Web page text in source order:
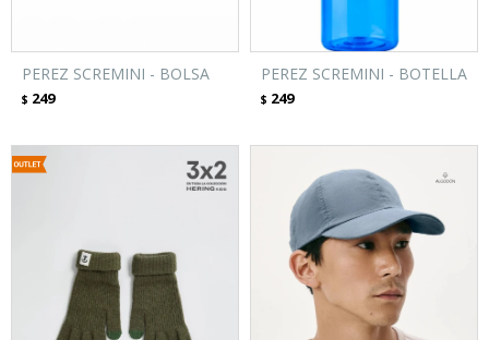
PEREZ SCREMINI - BOLSA
$ 249
PEREZ SCREMINI - BOTELLA
$ 249